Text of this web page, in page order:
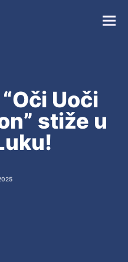
Uoči
stiže u